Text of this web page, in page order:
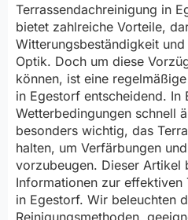
Terrassendachreinigung in
bietet zahlreiche Vorteile,
Witterungsbeständigkeit
Optik. Doch um diese
können, ist eine
in Egestorf entscheidend. In
Wetterbedingungen schnell
besonders wichtig, das
halten, um Verfärbungen
vorzubeugen. Dieser Artikel
Informationen zur effektiven
in Egestorf. Wir beleuchten
Reinigungsmethoden,